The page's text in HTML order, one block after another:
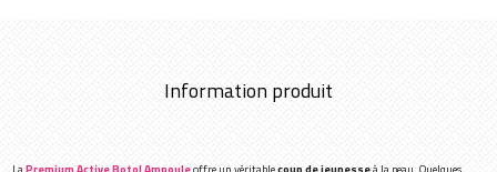
Information produit